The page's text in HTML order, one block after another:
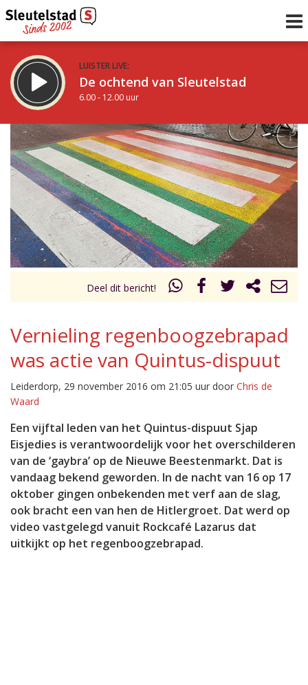
LUISTER LIVE:
De ochtend van Sleutelstad
6.00 - 12.00 uur
STRAKS:
De middag van Sleutelstad
12.00 - 18.00 uur
Vorig uur
uur 1 van 0 Volgend uur
Inklappen
Deel dit bericht!
Vernieling regenboogzebrapad
was actie van Quintus-dispuut
Leiderdorp, 29 november 2016 om 21:05 uur door Chris de
Waard
Een vijftal leden van het Quintus-dispuut Sjap
Eisjedies is verantwoordelijk voor het overschilderen
van de ‘gaybra’ op de Nieuwe Beestenmarkt. Dat is
vandaag bekend geworden. In de nacht van 16 op 17
oktober gingen onbekenden met verf aan de slag,
ook bracht een van hen de Hitlergroet. Dat werd op
video vastgelegd vanuit Rockcafé Lazarus dat
uitkijkt op het regenboogzebrapad.